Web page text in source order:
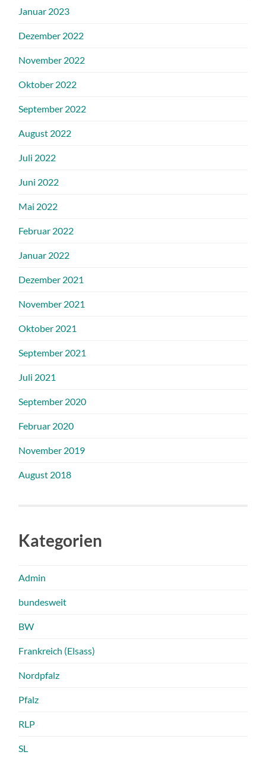
Januar 2023
Dezember 2022
November 2022
Oktober 2022
September 2022
August 2022
Juli 2022
Juni 2022
Mai 2022
Februar 2022
Januar 2022
Dezember 2021
November 2021
Oktober 2021
September 2021
Juli 2021
September 2020
Februar 2020
November 2019
August 2018
Kategorien
Admin
bundesweit
BW
Frankreich (Elsass)
Nordpfalz
Pfalz
RLP
SL